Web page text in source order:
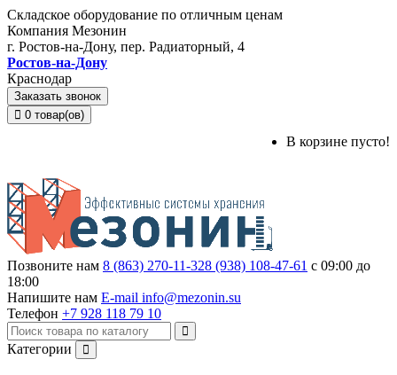
Складское оборудование по отличным ценам
Компания Мезонин
г. Ростов-на-Дону, пер. Радиаторный, 4
Ростов-на-Дону
Краснодар
Заказать звонок
0 товар(ов)
В корзине пусто!
Позвоните нам 8 (863) 270-11-328 (938) 108-47-61 с 09:00 до
18:00
Напишите нам E-mail info@mezonin.su
Телефон +7 928 118 79 10
Категории